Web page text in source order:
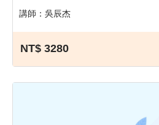
講師：吳辰杰
NT$ 3280